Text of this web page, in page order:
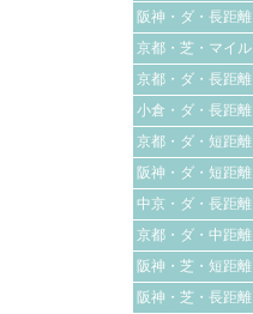
阪神・ダ・長距離
京都・芝・マイル
京都・ダ・長距離
小倉・ダ・長距離
京都・ダ・短距離
阪神・ダ・短距離
中京・ダ・長距離
京都・ダ・中距離
阪神・芝・短距離
阪神・芝・長距離